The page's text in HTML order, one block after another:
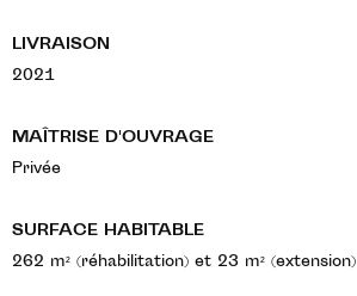
LIVRAISON
2021
MAÎTRISE D'OUVRAGE
Privée
SURFACE HABITABLE
262 m² (réhabilitation) et 23 m² (extension)